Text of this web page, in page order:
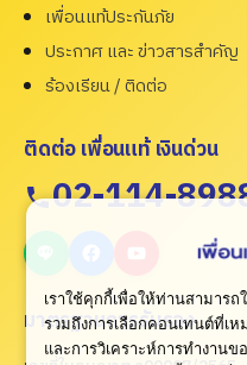
เพื่อนแท้ประกันภัย
ประกาศ และ ข่าวสารสำคัญ
ร้องเรียน / ติดต่อ
ติดต่อ เพื่อนแท้ เงินด่วน
02-114-
มาตรฐานการรับรอง
เราใช้คุกกี้เพื่อให้ท่านสามาร
รวมถึงการเลือกคอนเทนต์ที่เ
และการวิเคราะห์การทำงานข